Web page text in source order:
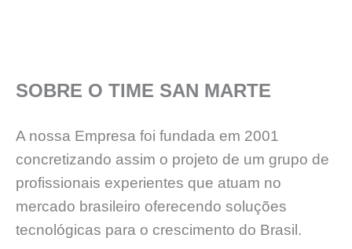
SOBRE O TIME SAN MARTE
A nossa Empresa foi fundada em 2001
concretizando assim o projeto de um grupo de
profissionais experientes que atuam no
mercado brasileiro oferecendo soluções
tecnológicas para o crescimento do Brasil.